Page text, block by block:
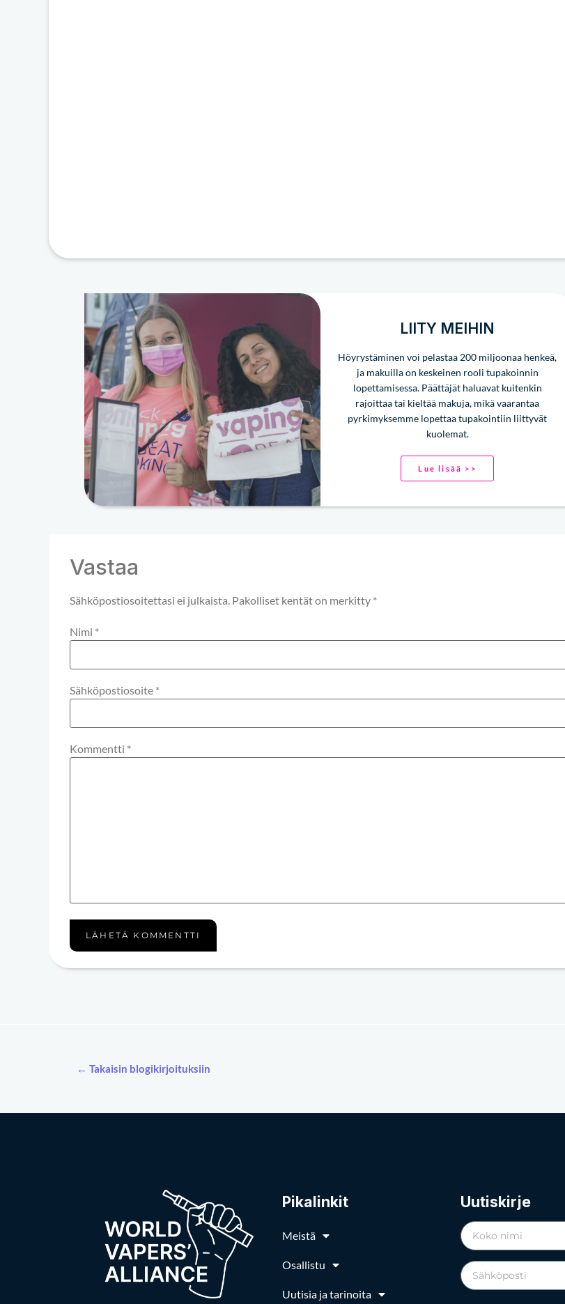
LIITY MEIHIN
Höyrystäminen voi pelastaa 200 miljoonaa henkeä,
ja makuilla on keskeinen rooli tupakoinnin
lopettamisessa. Päättäjät haluavat kuitenkin
rajoittaa tai kieltää makuja, mikä vaarantaa
pyrkimyksemme lopettaa tupakointiin liittyvät
kuolemat.
Lue lisää >>
Vastaa
Sähköpostiosoitettasi ei julkaista. Pakolliset kentät on merkitty *
Nimi *
Sähköpostiosoite *
Kommentti *
← Takaisin blogikirjoituksiin
Pikalinkit
Meistä
Osallistu
Uutisia ja tarinoita
Uutiskirje